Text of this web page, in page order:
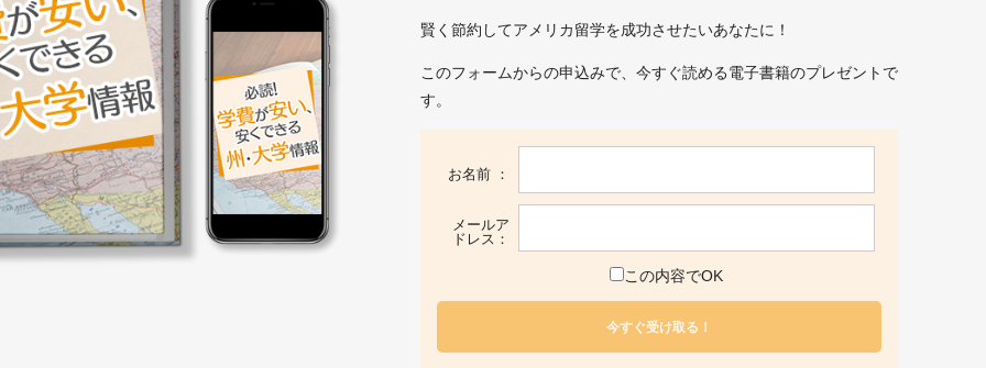
賢く節約してアメリカ留学を成功させたいあなたに！
このフォームからの申込みで、今すぐ読める電子書籍のプレゼントで
す。
お名前 ：
メールア
ドレス：
この内容でOK